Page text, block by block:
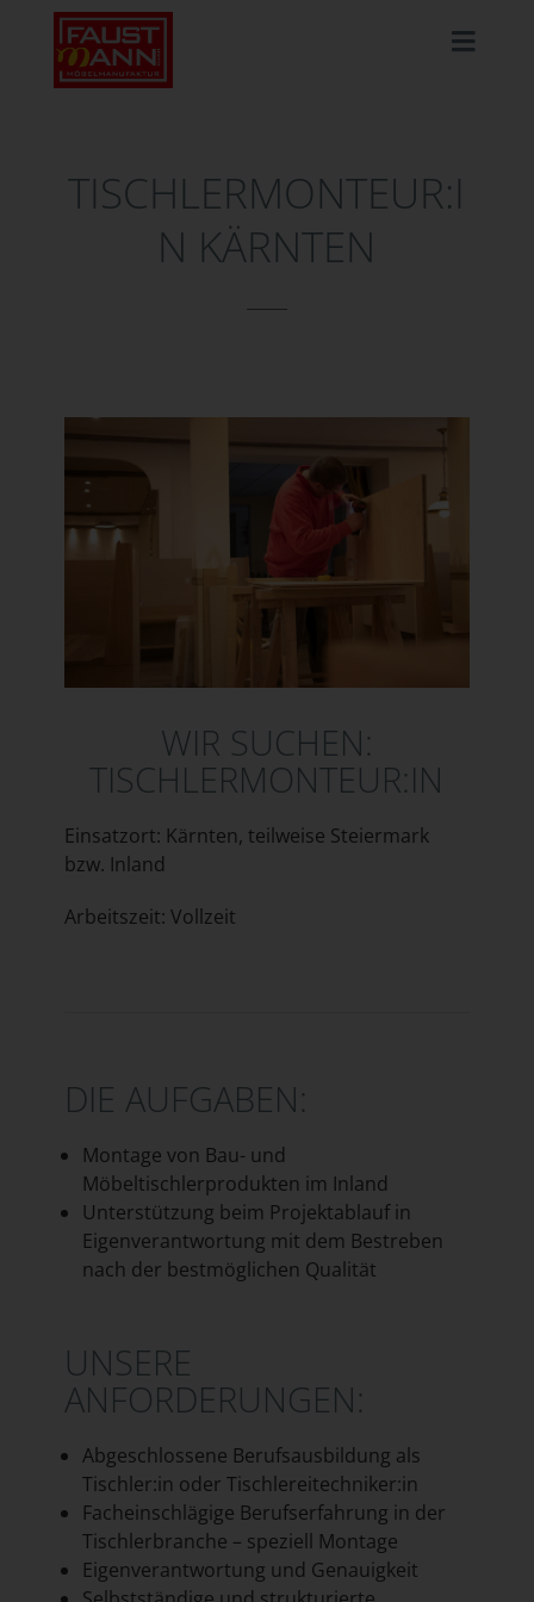
TISCHLERMONTEUR:I
N KÄRNTEN
WIR SUCHEN:
TISCHLERMONTEUR:IN
Einsatzort: Kärnten, teilweise Steiermark
bzw. Inland
Arbeitszeit: Vollzeit
DIE AUFGABEN:
Montage von Bau- und
Möbeltischlerprodukten im Inland
Unterstützung beim Projektablauf in
Eigenverantwortung mit dem Bestreben
nach der bestmöglichen Qualität
UNSERE
ANFORDERUNGEN:
Abgeschlossene Berufsausbildung als
Tischler:in oder Tischlereitechniker:in
Facheinschlägige Berufserfahrung in der
Tischlerbranche – speziell Montage
Eigenverantwortung und Genauigkeit